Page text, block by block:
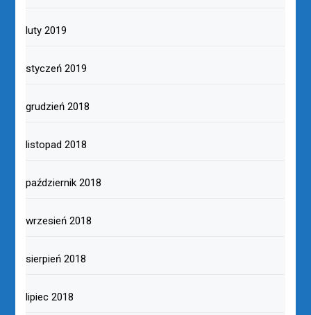
luty 2019
styczeń 2019
grudzień 2018
listopad 2018
październik 2018
wrzesień 2018
sierpień 2018
lipiec 2018